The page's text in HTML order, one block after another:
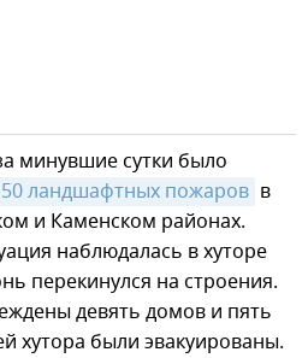
минувшие сутки было
ландшафтных пожаров в
и Каменском районах.
наблюдалась в хуторе
перекинулся на строения.
девять домов и пять
хутора были эвакуированы.